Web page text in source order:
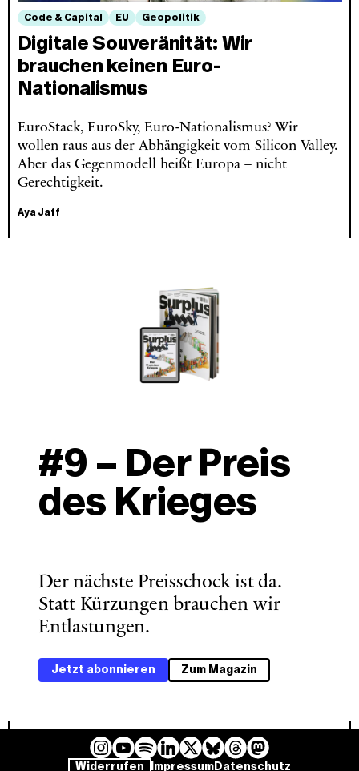
Code & Capital EU Geopolitik
Digitale Souveränität: Wir
brauchen keinen Euro-
Nationalismus
EuroStack, EuroSky, Euro-Nationalismus? Wir
wollen raus aus der Abhängigkeit vom Silicon Valley.
Aber das Gegenmodell heißt Europa – nicht
Gerechtigkeit.
Aya Jaff
#9 – Der Preis
des Krieges
Der nächste Preisschock ist da.
Statt Kürzungen brauchen wir
Entlastungen.
Jetzt abonnieren Zum Magazin
I
Y
S
L
B
T
M
Widerrufen ImpressumDatenschutz